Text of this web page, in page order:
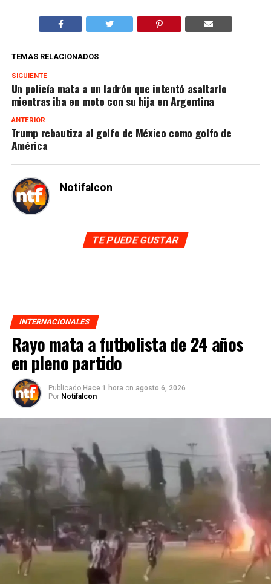
TEMAS RELACIONADOS
SIGUIENTE
Un policía mata a un ladrón que intentó asaltarlo
mientras iba en moto con su hija en Argentina
ANTERIOR
Trump rebautiza al golfo de México como golfo de
América
Notifalcon
TE PUEDE GUSTAR
INTERNACIONALES
Rayo mata a futbolista de 24 años
en pleno partido
Publicado Hace 1 hora on agosto 6, 2026
Por Notifalcon